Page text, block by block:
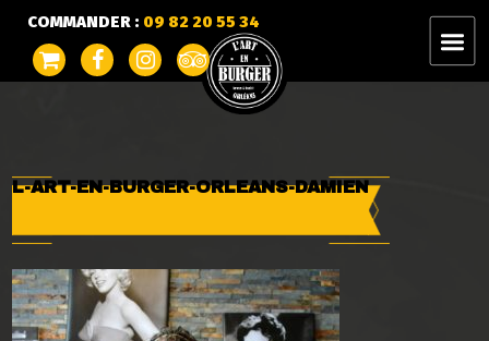
COMMANDER : 09 82 20 55 34
L-ART-EN-BURGER-ORLEANS-DAMIEN